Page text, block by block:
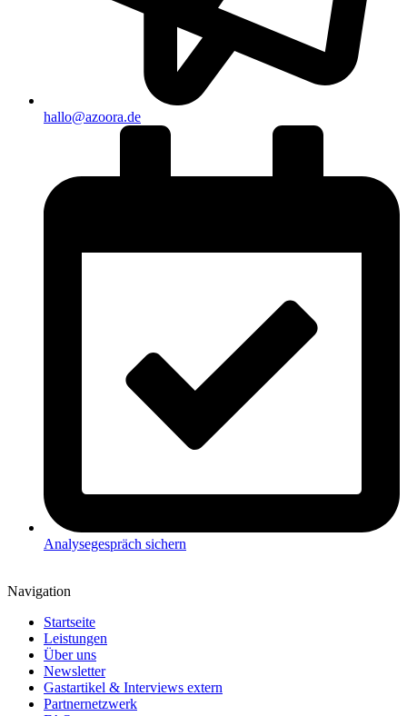
hallo@azoora.de
Analysegespräch sichern
Navigation
Startseite
Leistungen
Über uns
Newsletter
Gastartikel & Interviews extern
Partnernetzwerk